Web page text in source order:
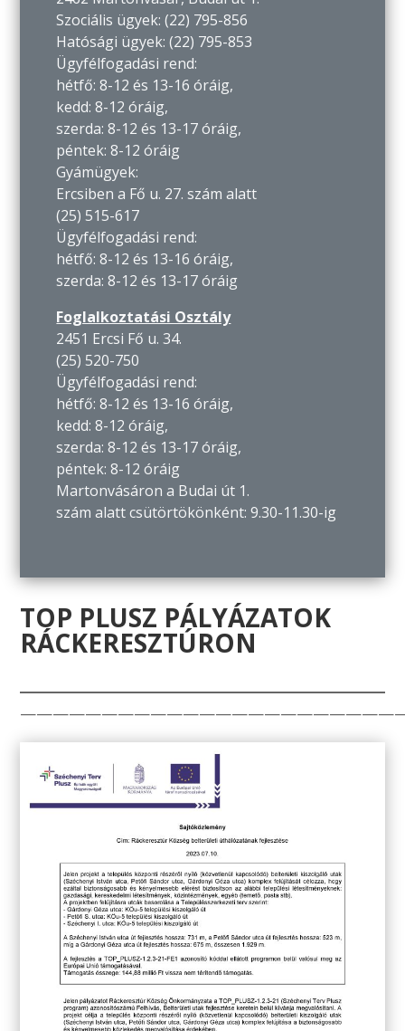
Szociális ügyek: (22) 795-856
Hatósági ügyek: (22) 795-853
Ügyfélfogadási rend:
hétfő: 8-12 és 13-16 óráig,
kedd: 8-12 óráig,
szerda: 8-12 és 13-17 óráig,
péntek: 8-12 óráig
Gyámügyek:
Ercsiben a Fő u. 27. szám alatt
(25) 515-617
Ügyfélfogadási rend:
hétfő: 8-12 és 13-16 óráig,
szerda: 8-12 és 13-17 óráig
Foglalkoztatási Osztály
2451 Ercsi Fő u. 34.
(25) 520-750
Ügyfélfogadási rend:
hétfő: 8-12 és 13-16 óráig,
kedd: 8-12 óráig,
szerda: 8-12 és 13-17 óráig,
péntek: 8-12 óráig
Martonvásáron a Budai út 1.
szám alatt csütörtökönként: 9.30-11.30-ig
TOP PLUSZ PÁLYÁZATOK
RÁCKERESZTÚRON